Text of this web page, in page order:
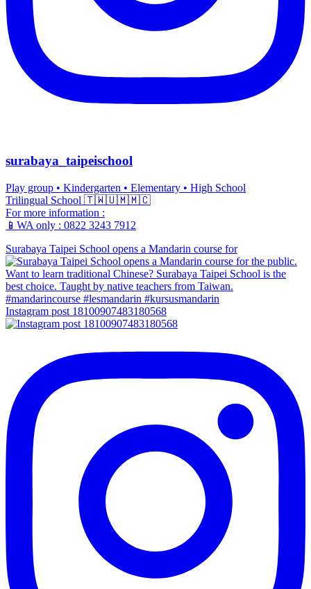
surabaya_taipeischool
Play group • Kindergarten • Elementary • High School
Trilingual School 🇹🇼🇺🇲🇲🇨
For more information :
📱WA only : 0822 3243 7912
Surabaya Taipei School opens a Mandarin course for
Instagram post 18100907483180568